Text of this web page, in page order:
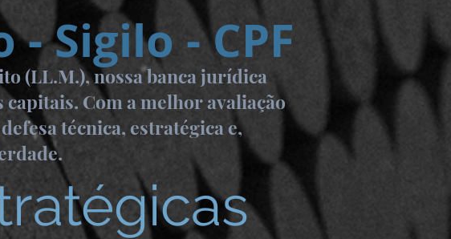
(LL.M.), nossa banca jurídica
Com a melhor avaliação
técnica, estratégica e,
- Sigilo - CPF